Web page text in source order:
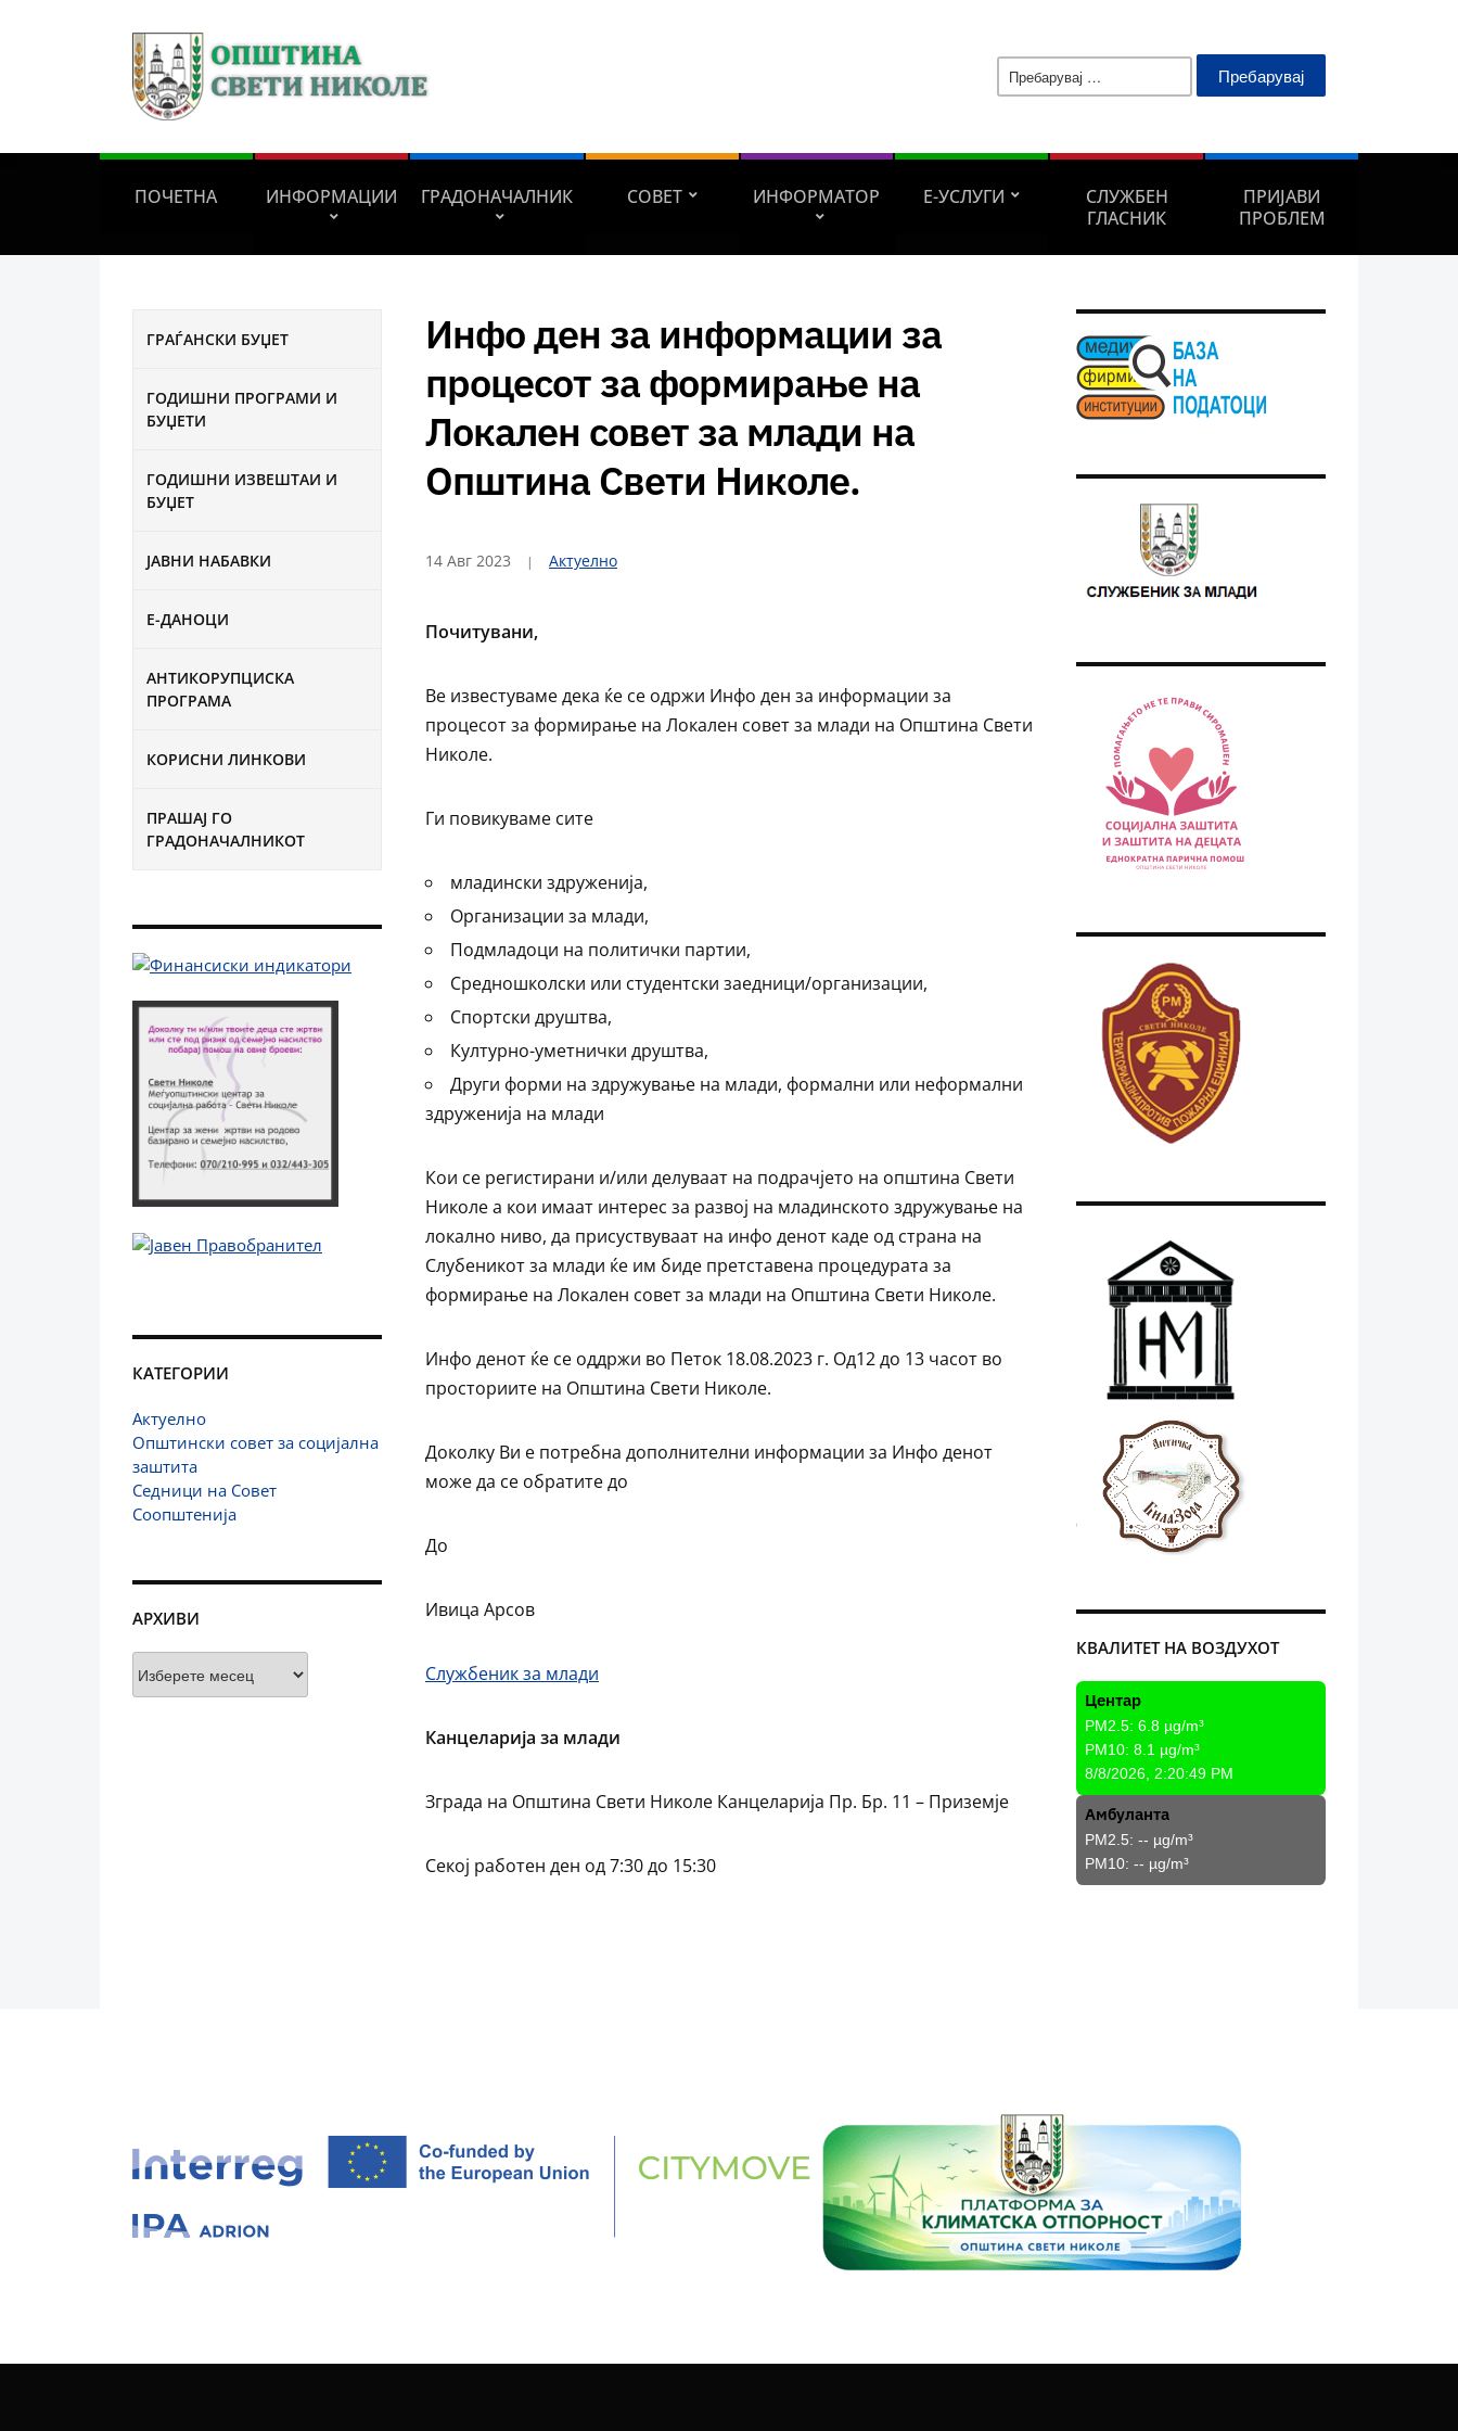
Пребарувај
ПОЧЕТНА ИНФОРМАЦИИ ГРАДОНАЧАЛНИК СОВЕТ ИНФОРМАТОР Е-УСЛУГИ
СЛУЖБЕН
ГЛАСНИК
ПРИЈАВИ
ПРОБЛЕМ
ГРАЃАНСКИ БУЏЕТ
ГОДИШНИ ПРОГРАМИ И
БУЏЕТИ
ГОДИШНИ ИЗВЕШТАИ И
БУЏЕТ
ЈАВНИ НАБАВКИ
Е-ДАНОЦИ
АНТИКОРУПЦИСКА
ПРОГРАМА
КОРИСНИ ЛИНКОВИ
ПРАШАЈ ГО
ГРАДОНАЧАЛНИКОТ
КАТЕГОРИИ
Актуелно
Општински совет за социјална
заштита
Седници на Совет
Соопштенија
АРХИВИ
Инфо ден за информации за
процесот за формирање на
Локален совет за млади на
Општина Свети Николе.
14 Авг 2023 Актуелно
Почитувани,
Ве известуваме дека ќе се одржи Инфо ден за информации за
процесот за формирање на Локален совет за млади на Општина Свети
Николе.
Ги повикуваме сите
младински здруженија,
Организации за млади,
Подмладоци на политички партии,
Средношколски или студентски заедници/организации,
Спортски друштва,
Културно-уметнички друштва,
Други форми на здружување на млади, формални или неформални
здруженија на млади
Кои се регистирани и/или делуваат на подрачјето на општина Свети
Николе а кои имаат интерес за развој на младинското здружување на
локално ниво, да присуствуваат на инфо денот каде од страна на
Слубеникот за млади ќе им биде претставена процедурата за
формирање на Локален совет за млади на Општина Свети Николе.
Инфо денот ќе се оддржи во Петок 18.08.2023 г. Од12 до 13 часот во
просториите на Општина Свети Николе.
Доколку Ви е потребна дополнителни информации за Инфо денот
може да се обратите до
До
Ивица Арсов
Службеник за млади
Канцеларија за млади
Зграда на Општина Свети Николе Канцеларија Пр. Бр. 11 – Приземје
Секој работен ден од 7:30 до 15:30
КВАЛИТЕТ НА ВОЗДУХОТ
Центар
PM2.5: 6.8 µg/m³
PM10: 8.1 µg/m³
8/8/2026, 2:20:49 PM
Амбуланта
PM2.5: -- µg/m³
PM10: -- µg/m³